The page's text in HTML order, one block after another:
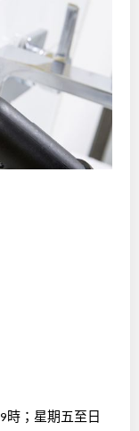
9時；星期五至日